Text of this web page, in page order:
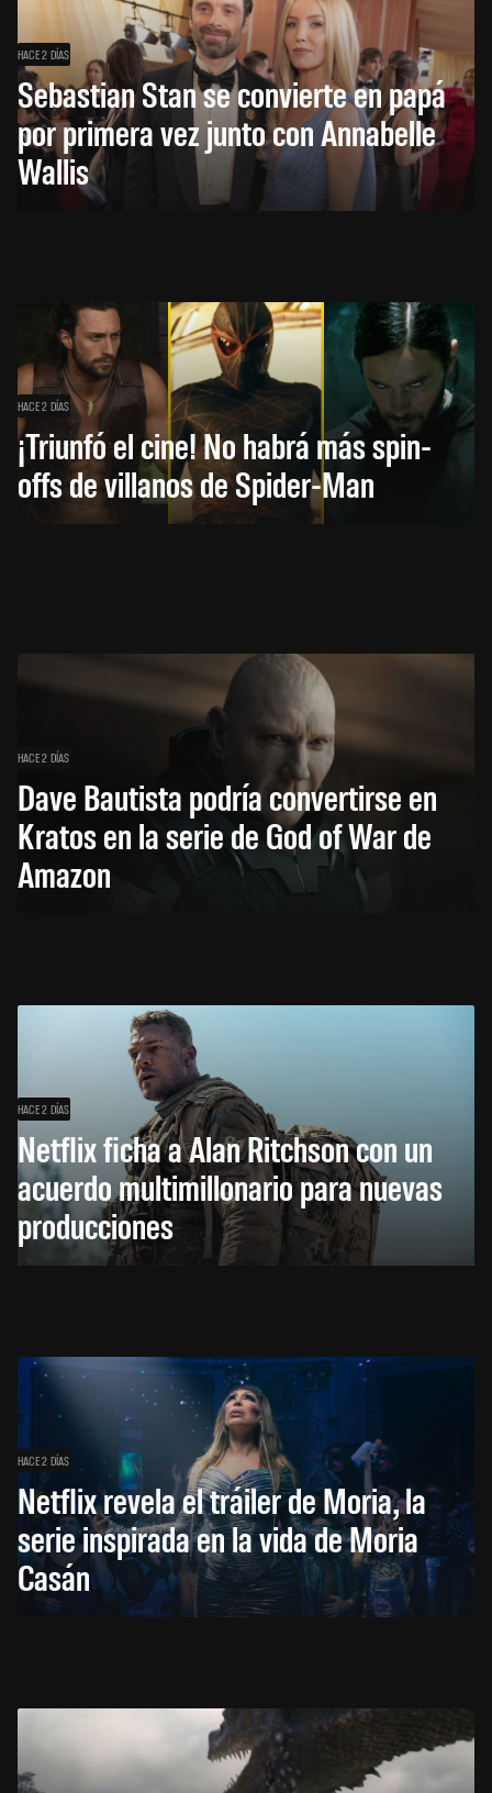
HACE 2 DÍAS
Sebastian Stan se convierte en papá
por primera vez junto con Annabelle
Wallis
HACE 2 DÍAS
¡Triunfó el cine! No habrá más spin-
offs de villanos de Spider-Man
HACE 2 DÍAS
Dave Bautista podría convertirse en
Kratos en la serie de God of War de
Amazon
HACE 2 DÍAS
Netflix ficha a Alan Ritchson con un
acuerdo multimillonario para nuevas
producciones
HACE 2 DÍAS
Netflix revela el tráiler de Moria, la
serie inspirada en la vida de Moria
Casán